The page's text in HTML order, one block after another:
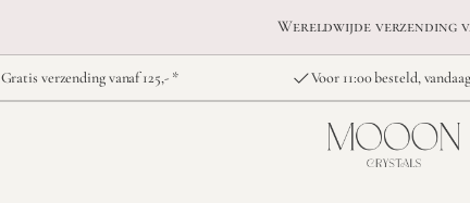
Wereldwijde verzending
Gratis verzending vanaf 125,- * Voor 11:00 besteld,